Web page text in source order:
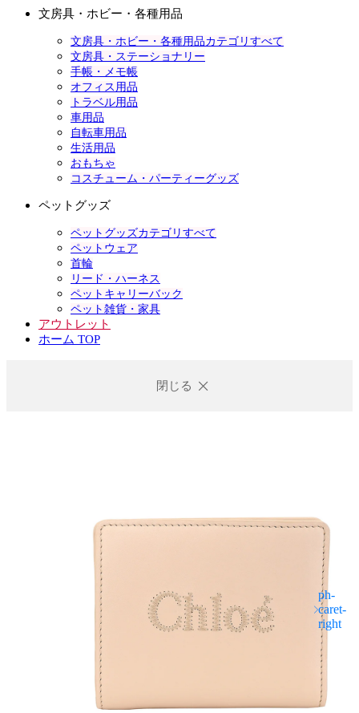
文房具・ホビー・各種用品
文房具・ホビー・各種用品カテゴリすべて
文房具・ステーショナリー
手帳・メモ帳
オフィス用品
トラベル用品
車用品
自転車用品
生活用品
おもちゃ
コスチューム・パーティーグッズ
ペットグッズ
ペットグッズカテゴリすべて
ペットウェア
首輪
リード・ハーネス
ペットキャリーバック
ペット雑貨・家具
アウトレット
ホーム TOP
閉じる